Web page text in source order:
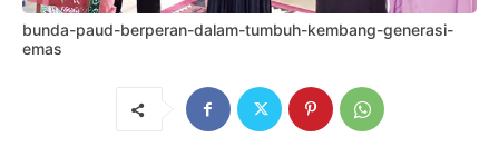
bunda-paud-berperan-dalam-tumbuh-kembang-generasi-
emas